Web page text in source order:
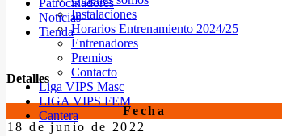
Instalaciones
Horarios Entrenamiento 2024/25
Entrenadores
Premios
Contacto
Liga VIPS Masc
LIGA VIPS FEM
Cantera
Patrocinadores
Noticias
Tienda
Detalles
Fecha
18 de junio de 2022